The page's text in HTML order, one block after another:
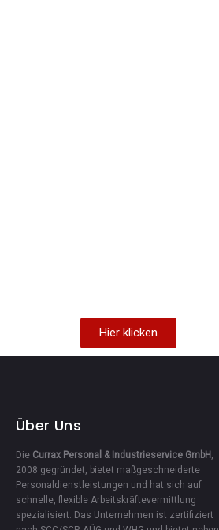
Hier klicken
Über Uns
Die Currax Personal & Industrieservice GmbH
2008 gegründet, bietet maßgeschneiderte
Personaldienstleistungen und hat sich auf
schnelle, flexible Arbeitskräftevermittlung
spezialisiert. Das Unternehmen ist zertifiziert